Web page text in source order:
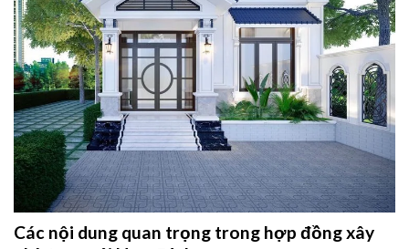
Các nội dung quan trọng trong hợp đồng xây